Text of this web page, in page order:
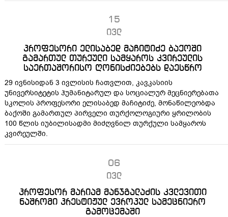
15
ივლ
პროფესორი ელისაბედ მაჩიტიძე ბაქოში
გამართულ თურქული სამყაროს კვირეულის
საერთაშორისო ღონისძიებებს დაესწრო
29 ივნისიდან 3 ივლისის ჩათვლით, კავკასიის
უნივერსიტეტის ჰუმანიტარულ და სოციალურ მეცნიერებათა
სკოლის პროფესორი ელისაბედ მაჩიტიძე, მონაწილეობდა
ბაქოში გამართულ პირველი თურქოლოგიური ყრილობის
100 წლის იუბილისადმი მიძღვნილ თურქული სამყაროს
კვირეულში.
06
ივლ
პროფესორ მარიამ მანჯგალაძის კვლევითი
ნაშრომი პრესტიჟულ ევროპულ სამეცნიერო
გამოცემაში